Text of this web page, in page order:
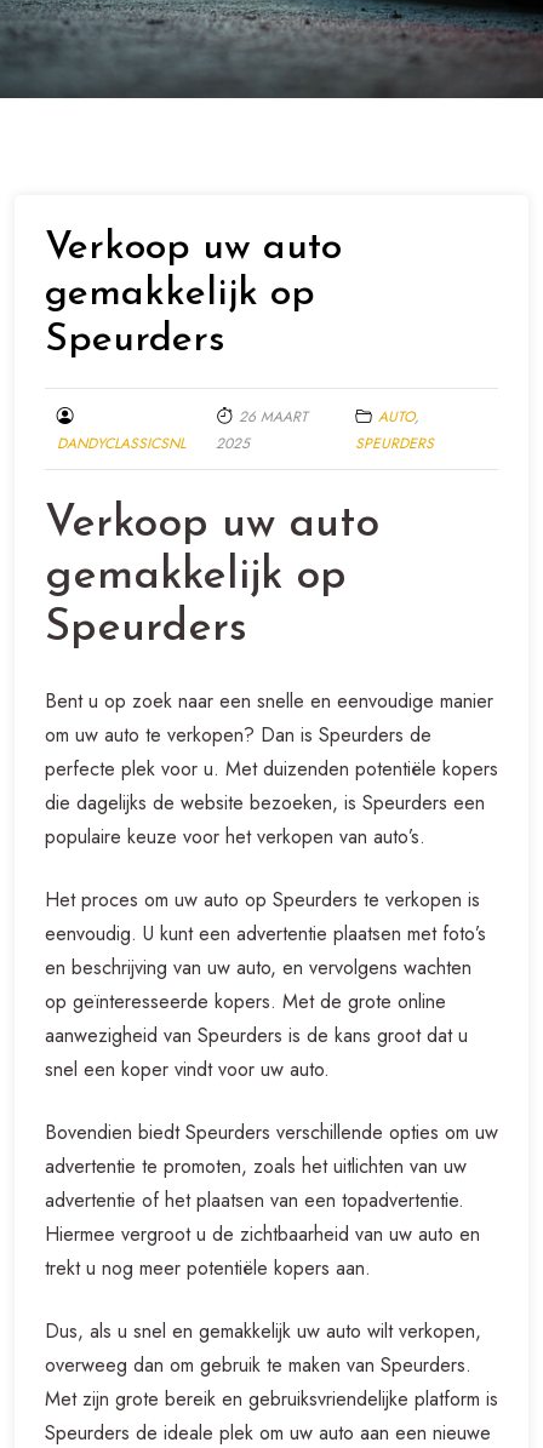
Verkoop uw auto
gemakkelijk op
Speurders
DANDYCLASSICSNL
26 MAART
2025
AUTO,
SPEURDERS
Verkoop uw auto
gemakkelijk op
Speurders
Bent u op zoek naar een snelle en eenvoudige manier
om uw auto te verkopen? Dan is Speurders de
perfecte plek voor u. Met duizenden potentiële kopers
die dagelijks de website bezoeken, is Speurders een
populaire keuze voor het verkopen van auto’s.
Het proces om uw auto op Speurders te verkopen is
eenvoudig. U kunt een advertentie plaatsen met foto’s
en beschrijving van uw auto, en vervolgens wachten
op geïnteresseerde kopers. Met de grote online
aanwezigheid van Speurders is de kans groot dat u
snel een koper vindt voor uw auto.
Bovendien biedt Speurders verschillende opties om uw
advertentie te promoten, zoals het uitlichten van uw
advertentie of het plaatsen van een topadvertentie.
Hiermee vergroot u de zichtbaarheid van uw auto en
trekt u nog meer potentiële kopers aan.
Dus, als u snel en gemakkelijk uw auto wilt verkopen,
overweeg dan om gebruik te maken van Speurders.
Met zijn grote bereik en gebruiksvriendelijke platform is
Speurders de ideale plek om uw auto aan een nieuwe